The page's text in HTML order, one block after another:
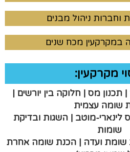
וחברות ניהול מבנים
במקרקעין מכח שנים
מקרקעין:
מס | חלוקה בין יורשים |
שומה עצמית
לינארי-מוטב | השגות ובדיקת
שומות
ועדה | הכנת שומה אחרת